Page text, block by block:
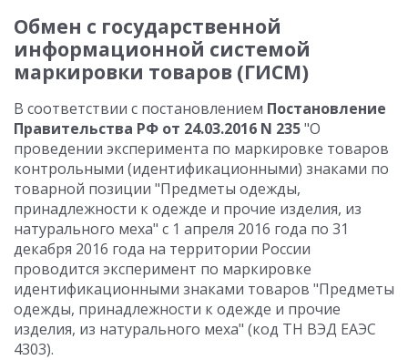
Обмен с государственной
информационной системой
маркировки товаров (ГИСМ)
В соответствии с постановлением Постановление
Правительства РФ от 24.03.2016 N 235"О
проведении эксперимента по маркировке товаров
контрольными (идентификационными) знаками по
товарной позиции "Предметы одежды,
принадлежности к одежде и прочие изделия, из
натурального меха" с 1 апреля 2016 года по 31
декабря 2016 года на территории России
проводится эксперимент по маркировке
идентификационными знаками товаров "Предметы
одежды, принадлежности к одежде и прочие
изделия, из натурального меха" (код ТН ВЭД ЕАЭС
4303).